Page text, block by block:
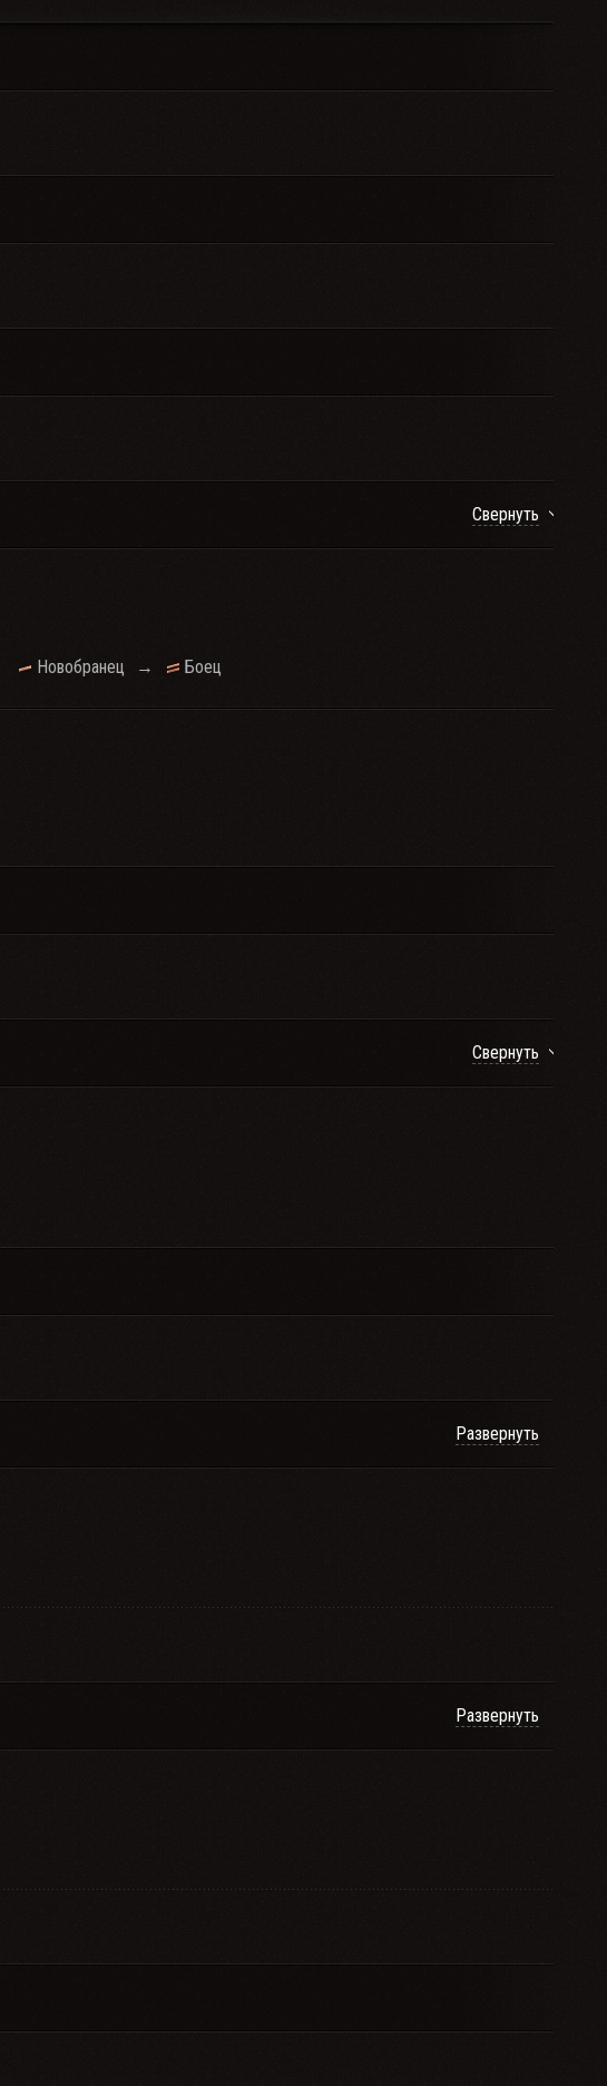
Свернуть
Новобранец → Боец
Свернуть
Развернуть
Развернуть